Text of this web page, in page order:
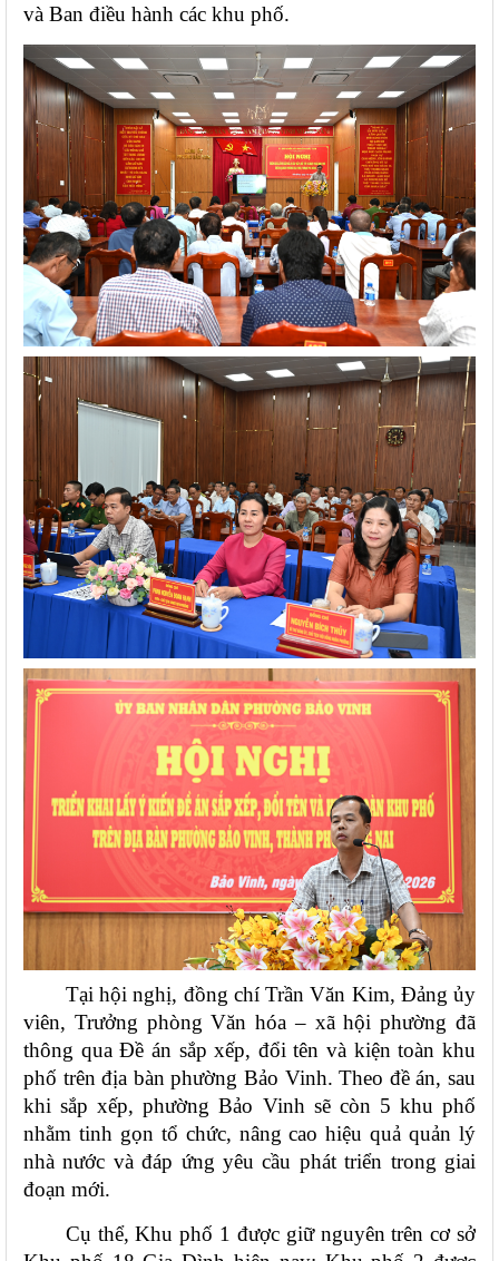
và Ban điều hành các khu phố.
Tại hội nghị, đồng chí Trần Văn Kim, Đảng ủy
viên, Trưởng phòng Văn hóa – xã hội phường đã
thông qua Đề án sắp xếp, đổi tên và kiện toàn khu
phố trên địa bàn phường Bảo Vinh. Theo đề án, sau
khi sắp xếp, phường Bảo Vinh sẽ còn 5 khu phố
nhằm tinh gọn tổ chức, nâng cao hiệu quả quản lý
nhà nước và đáp ứng yêu cầu phát triển trong giai
đoạn mới.
Cụ thể, Khu phố 1 được giữ nguyên trên cơ sở